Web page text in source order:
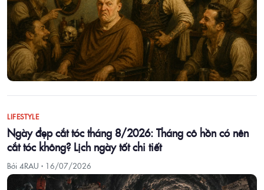
LIFESTYLE
Ngày đẹp cắt tóc tháng 8/2026: Tháng cô hồn có nên
cắt tóc không? Lịch ngày tốt chi tiết
Bởi 4RAU · 16/07/2026